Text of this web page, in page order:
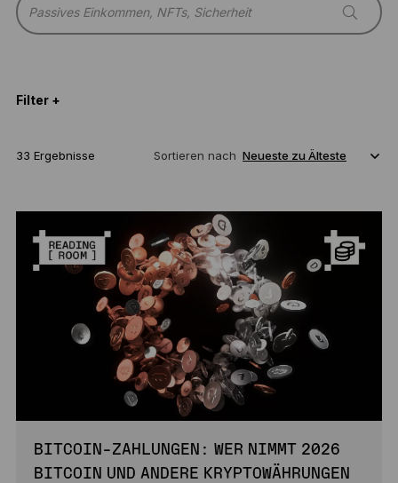
Filter +
33 Ergebnisse Sortieren nach
BITCOIN-ZAHLUNGEN: WER NIMMT 2026
BITCOIN UND ANDERE KRYPTOWÄHRUNGEN